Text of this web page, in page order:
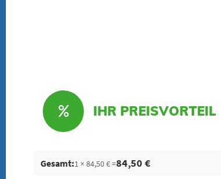
IHR PREISVORTEIL
Gesamt:1 × 84,50 € =84,50 €